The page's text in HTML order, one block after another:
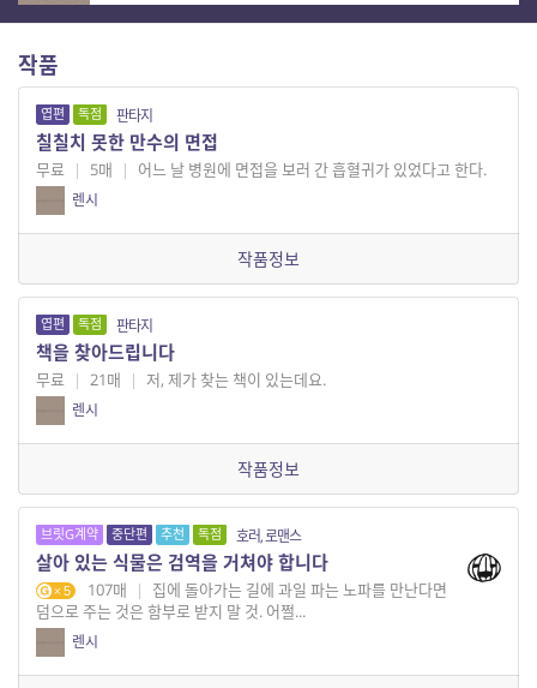
작품
엽편 독점 판타지
칠칠치 못한 만수의 면접
무료 | 5매 | 어느 날 병원에 면접을 보러 간 흡혈귀가 있었다고 한다.
렌시
작품정보
엽편 독점 판타지
책을 찾아드립니다
무료 | 21매 | 저, 제가 찾는 책이 있는데요.
렌시
작품정보
브릿G계약 중단편 추천 독점 호러, 로맨스
살아 있는 식물은 검역을 거쳐야 합니다
5 107매 |
집에 돌아가는 길에 과일 파는 노파를 만난다면
덤으로 주는 것은 함부로 받지 말 것. 어쩔...
렌시